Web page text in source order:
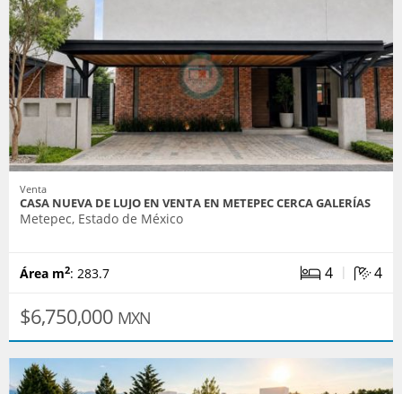
Venta
CASA NUEVA DE LUJO EN VENTA EN METEPEC CERCA GALERÍAS
Metepec, Estado de México
Área m2: 283.7 4 | 4
$6,750,000 MXN